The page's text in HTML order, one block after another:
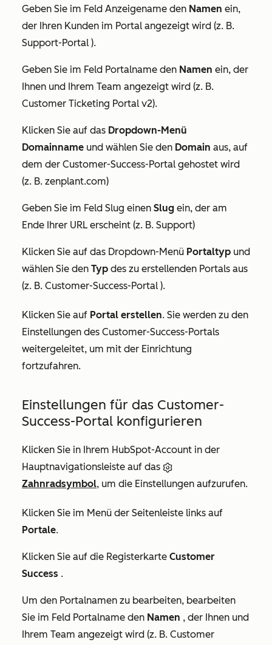
Geben Sie im Feld Anzeigename den Namen ein,
der Ihren Kunden im Portal angezeigt wird (z. B.
Support-Portal ).
Geben Sie im Feld Portalname den Namen ein, der
Ihnen und Ihrem Team angezeigt wird (z. B.
Customer Ticketing Portal v2).
Klicken Sie auf das Dropdown-Menü
Domainname und wählen Sie den Domain aus, auf
dem der Customer-Success-Portal gehostet wird
(z. B. zenplant.com)
Geben Sie im Feld Slug einen Slug ein, der am
Ende Ihrer URL erscheint (z. B. Support)
Klicken Sie auf das Dropdown-Menü Portaltyp und
wählen Sie den Typ des zu erstellenden Portals aus
(z. B. Customer-Success-Portal ).
Klicken Sie auf Portal erstellen. Sie werden zu den
Einstellungen des Customer-Success-Portals
weitergeleitet, um mit der Einrichtung
fortzufahren.
Einstellungen für das Customer-
Success-Portal konfigurieren
Klicken Sie in Ihrem HubSpot-Account in der
Hauptnavigationsleiste auf das
Zahnradsymbol, um die Einstellungen aufzurufen.
Klicken Sie im Menü der Seitenleiste links auf
Portale.
Klicken Sie auf die Registerkarte Customer
Success .
Um den Portalnamen zu bearbeiten, bearbeiten
Sie im Feld Portalname den Namen , der Ihnen und
Ihrem Team angezeigt wird (z. B. Customer